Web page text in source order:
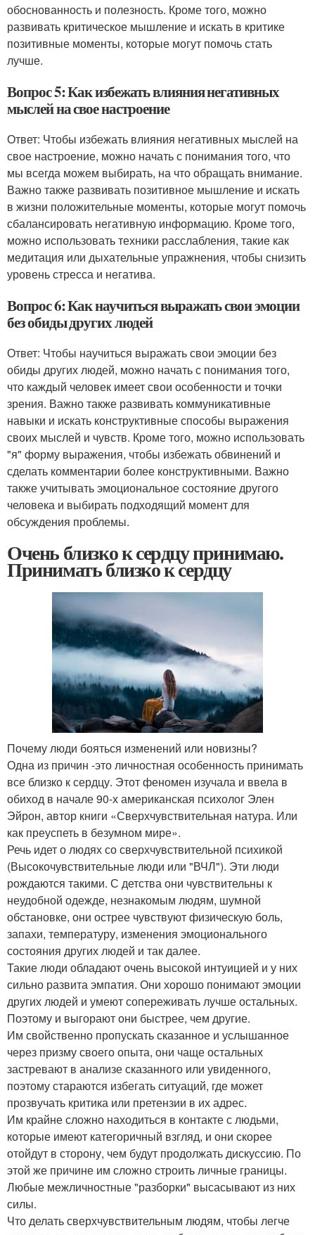
обоснованность и полезность. Кроме того, можно
развивать критическое мышление и искать в критике
позитивные моменты, которые могут помочь стать
лучше.
Вопрос 5: Как избежать влияния негативных
мыслей на свое настроение
Ответ: Чтобы избежать влияния негативных мыслей на
свое настроение, можно начать с понимания того, что
мы всегда можем выбирать, на что обращать внимание.
Важно также развивать позитивное мышление и искать
в жизни положительные моменты, которые могут помочь
сбалансировать негативную информацию. Кроме того,
можно использовать техники расслабления, такие как
медитация или дыхательные упражнения, чтобы снизить
уровень стресса и негатива.
Вопрос 6: Как научиться выражать свои эмоции
без обиды других людей
Ответ: Чтобы научиться выражать свои эмоции без
обиды других людей, можно начать с понимания того,
что каждый человек имеет свои особенности и точки
зрения. Важно также развивать коммуникативные
навыки и искать конструктивные способы выражения
своих мыслей и чувств. Кроме того, можно использовать
"я" форму выражения, чтобы избежать обвинений и
сделать комментарии более конструктивными. Важно
также учитывать эмоциональное состояние другого
человека и выбирать подходящий момент для
обсуждения проблемы.
Очень близко к сердцу принимаю.
Принимать близко к сердцу
Почему люди бояться изменений или новизны?
Одна из причин -это личностная особенность принимать
все близко к сердцу. Этот феномен изучала и ввела в
обиход в начале 90-х американская психолог Элен
Эйрон, автор книги «Сверхчувствительная натура. Или
как преуспеть в безумном мире».
Речь идет о людях со сверхчувствительной психикой
(Высокочувствительные люди или "ВЧЛ"). Эти люди
рождаются такими. С детства они чувствительны к
неудобной одежде, незнакомым людям, шумной
обстановке, они острее чувствуют физическую боль,
запахи, температуру, изменения эмоционального
состояния других людей и так далее.
Такие люди обладают очень высокой интуицией и у них
сильно развита эмпатия. Они хорошо понимают эмоции
других людей и умеют сопереживать лучше остальных.
Поэтому и выгорают они быстрее, чем другие.
Им свойственно пропускать сказанное и услышанное
через призму своего опыта, они чаще остальных
застревают в анализе сказанного или увиденного,
поэтому стараются избегать ситуаций, где может
прозвучать критика или претензии в их адрес.
Им крайне сложно находиться в контакте с людьми,
которые имеют категоричный взгляд, и они скорее
отойдут в сторону, чем будут продолжать дискуссию. По
этой же причине им сложно строить личные границы.
Любые межличностные "разборки" высасывают из них
силы.
Что делать сверхчувствительным людям, чтобы легче